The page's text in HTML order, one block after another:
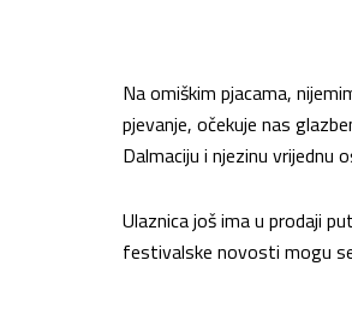
Na omiškim pjacama,
pjevanje, očekuje nas
Dalmaciju i njezinu vrijednu
Ulaznica još ima u prodaji
festivalske novosti mogu